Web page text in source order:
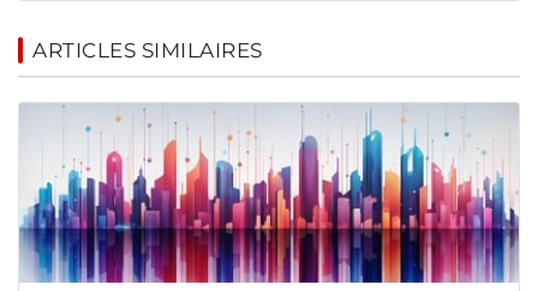
ARTICLES SIMILAIRES